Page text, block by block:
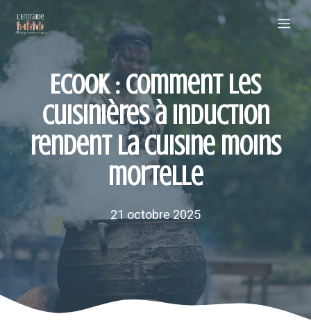
contenu
Ecook : Comment les
cuisinières à induction
rendent la cuisine moins
mortelle
21 octobre 2025